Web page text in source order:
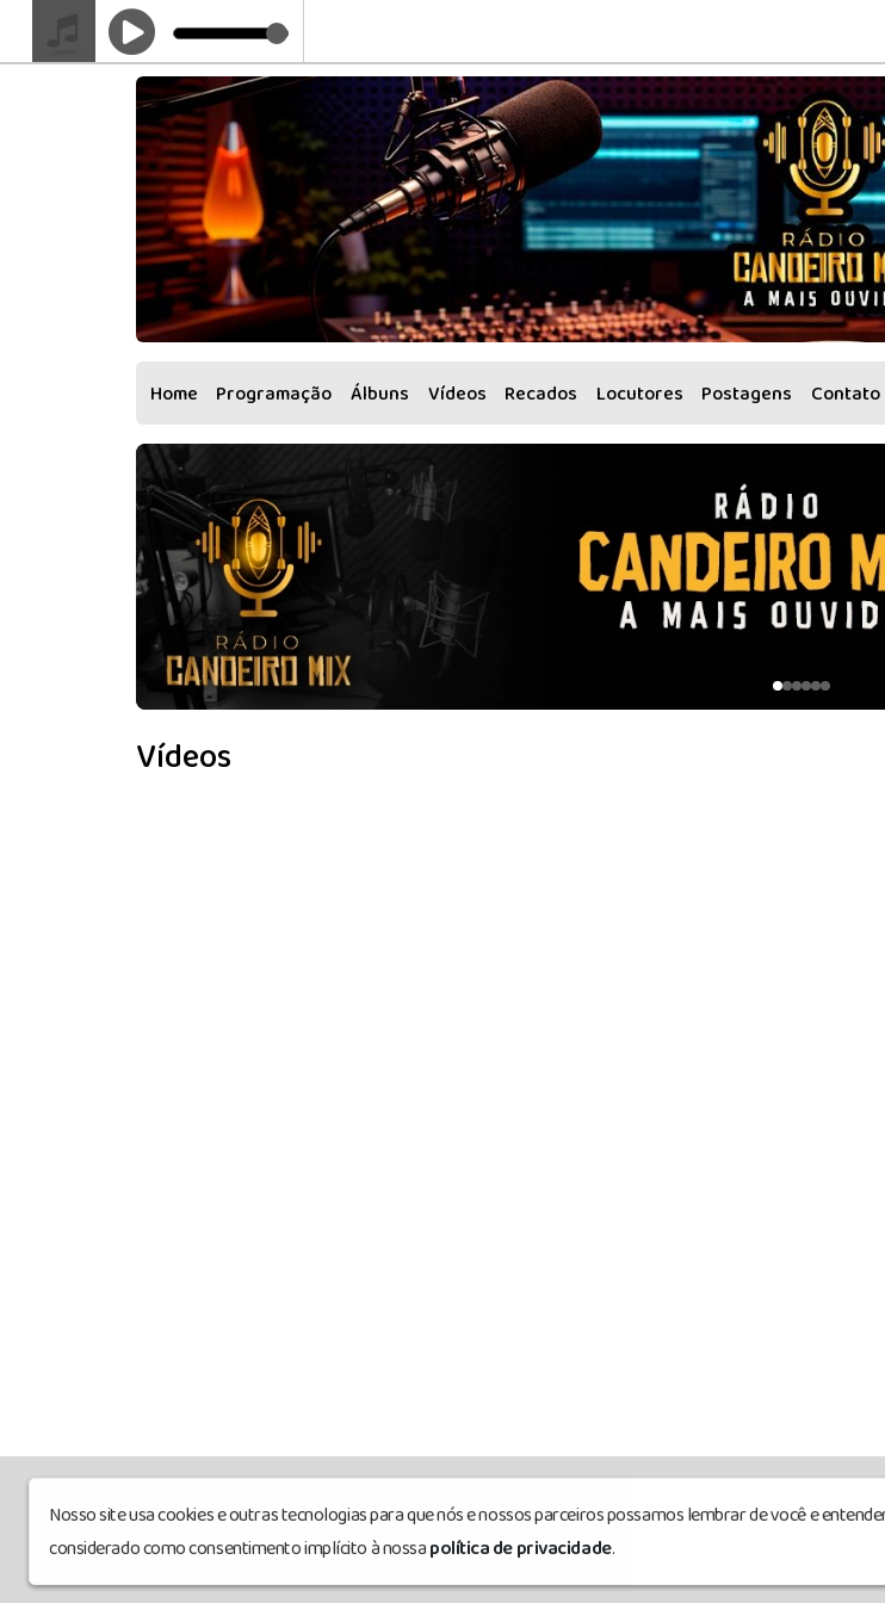
Home Programação Álbuns Vídeos Recados Locutores Postagens Contato
Vídeos
Nosso site usa cookies e outras tecnologias para que nós e nossos parceiros possamos lembrar de você e
considerado como consentimento implícito à nossapolítica de privacidade.
radiocanoeiromix© Todos os direitos reservados.